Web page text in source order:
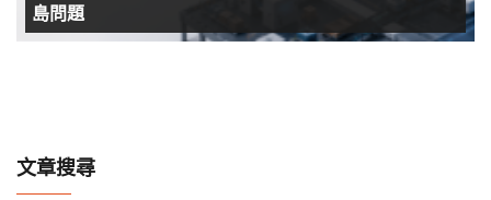
島問題
文章搜尋